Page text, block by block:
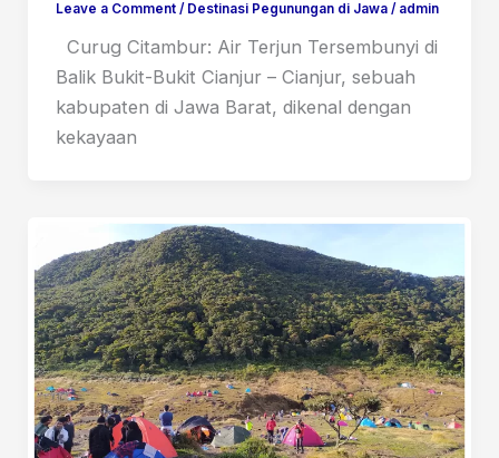
Leave a Comment / Destinasi Pegunungan di Jawa/ admin
Curug Citambur: Air Terjun Tersembunyi di
Balik Bukit-Bukit Cianjur – Cianjur, sebuah
kabupaten di Jawa Barat, dikenal dengan
kekayaan